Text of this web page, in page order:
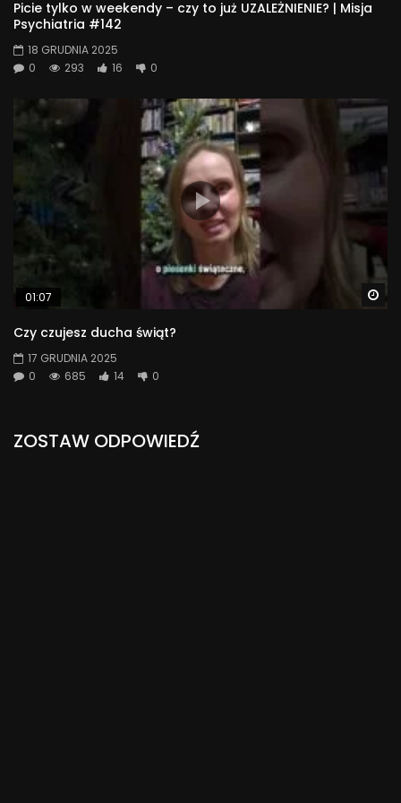
Picie tylko w weekendy – czy to już UZALEŻNIENIE? | Misja
Psychiatria #142
18 GRUDNIA 2025
0
293 16 0
01:07
Czy czujesz ducha świąt?
17 GRUDNIA 2025
0
685 14 0
ZOSTAW ODPOWIEDŹ